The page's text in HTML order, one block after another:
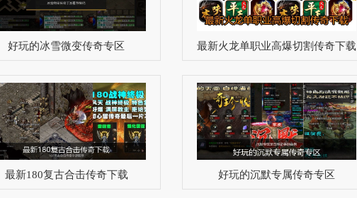
好玩的冰雪微变传奇专区 最新火龙单职业高爆切割传奇下载
最新180复古合击传奇下载 好玩的沉默专属传奇专区